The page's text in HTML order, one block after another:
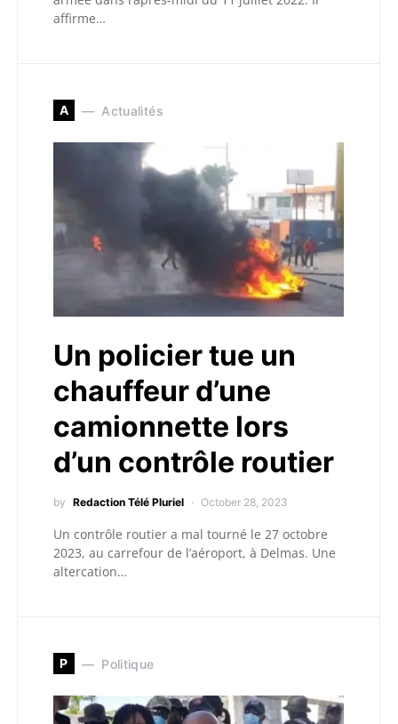
affirme…
A Actualités
Un policier tue un
chauffeur d’une
camionnette lors
d’un contrôle routier
by Redaction Télé Pluriel October 28, 2023
Un contrôle routier a mal tourné le 27 octobre
2023, au carrefour de l’aéroport, à Delmas. Une
altercation…
P Politique